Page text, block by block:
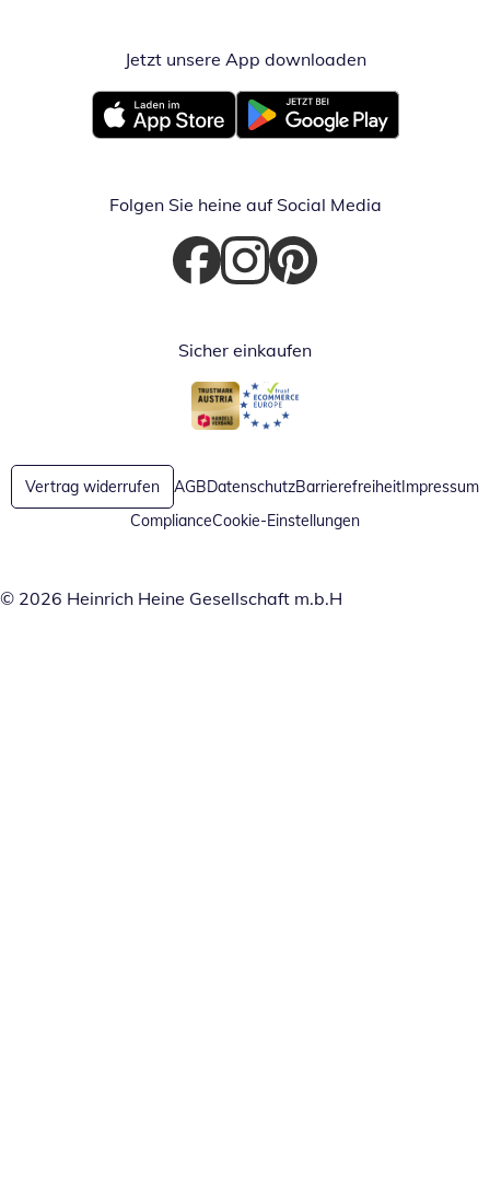
Jetzt unsere App downloadenÖffnet in
Öffnet in neuem FensterÖffnet in neuem Fenster
Folgen Sie heine auf Social Media
Öffnet in neuem Fenster
Öffnet in neuem Fenster
Öffnet in neuem Fenster
Sicher einkaufen
Öffnet in neuem Fenster
Öffnet in neuem Fenster
Vertrag widerrufen AGBDatenschutzBarrierefreiheitImpressum
ComplianceCookie-Einstellungen
© 2026 Heinrich Heine Gesellschaft m.b.H